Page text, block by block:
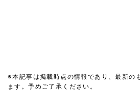
※本記事は掲載時点の情報であり、最新の
ます。予めご了承ください。